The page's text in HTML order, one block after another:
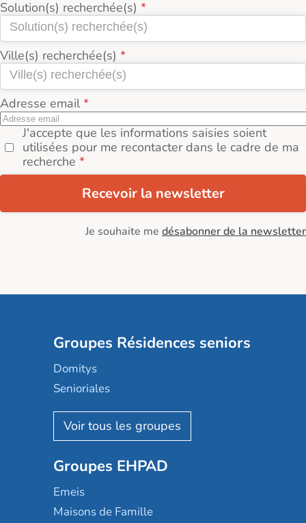
Solution(s) recherchée(s)
Ville(s) recherchée(s)
Adresse email
J'accepte que les informations saisies soient
utilisées pour me recontacter dans le cadre de ma
recherche
Recevoir la newsletter
Je souhaite me désabonner de la newsletter
Groupes Résidences seniors
Domitys
Senioriales
Nohée
Les Résidentiels
Mobicap
Domusvi
Happy Senior
Groupes EHPAD
Emeis
Maisons de Famille